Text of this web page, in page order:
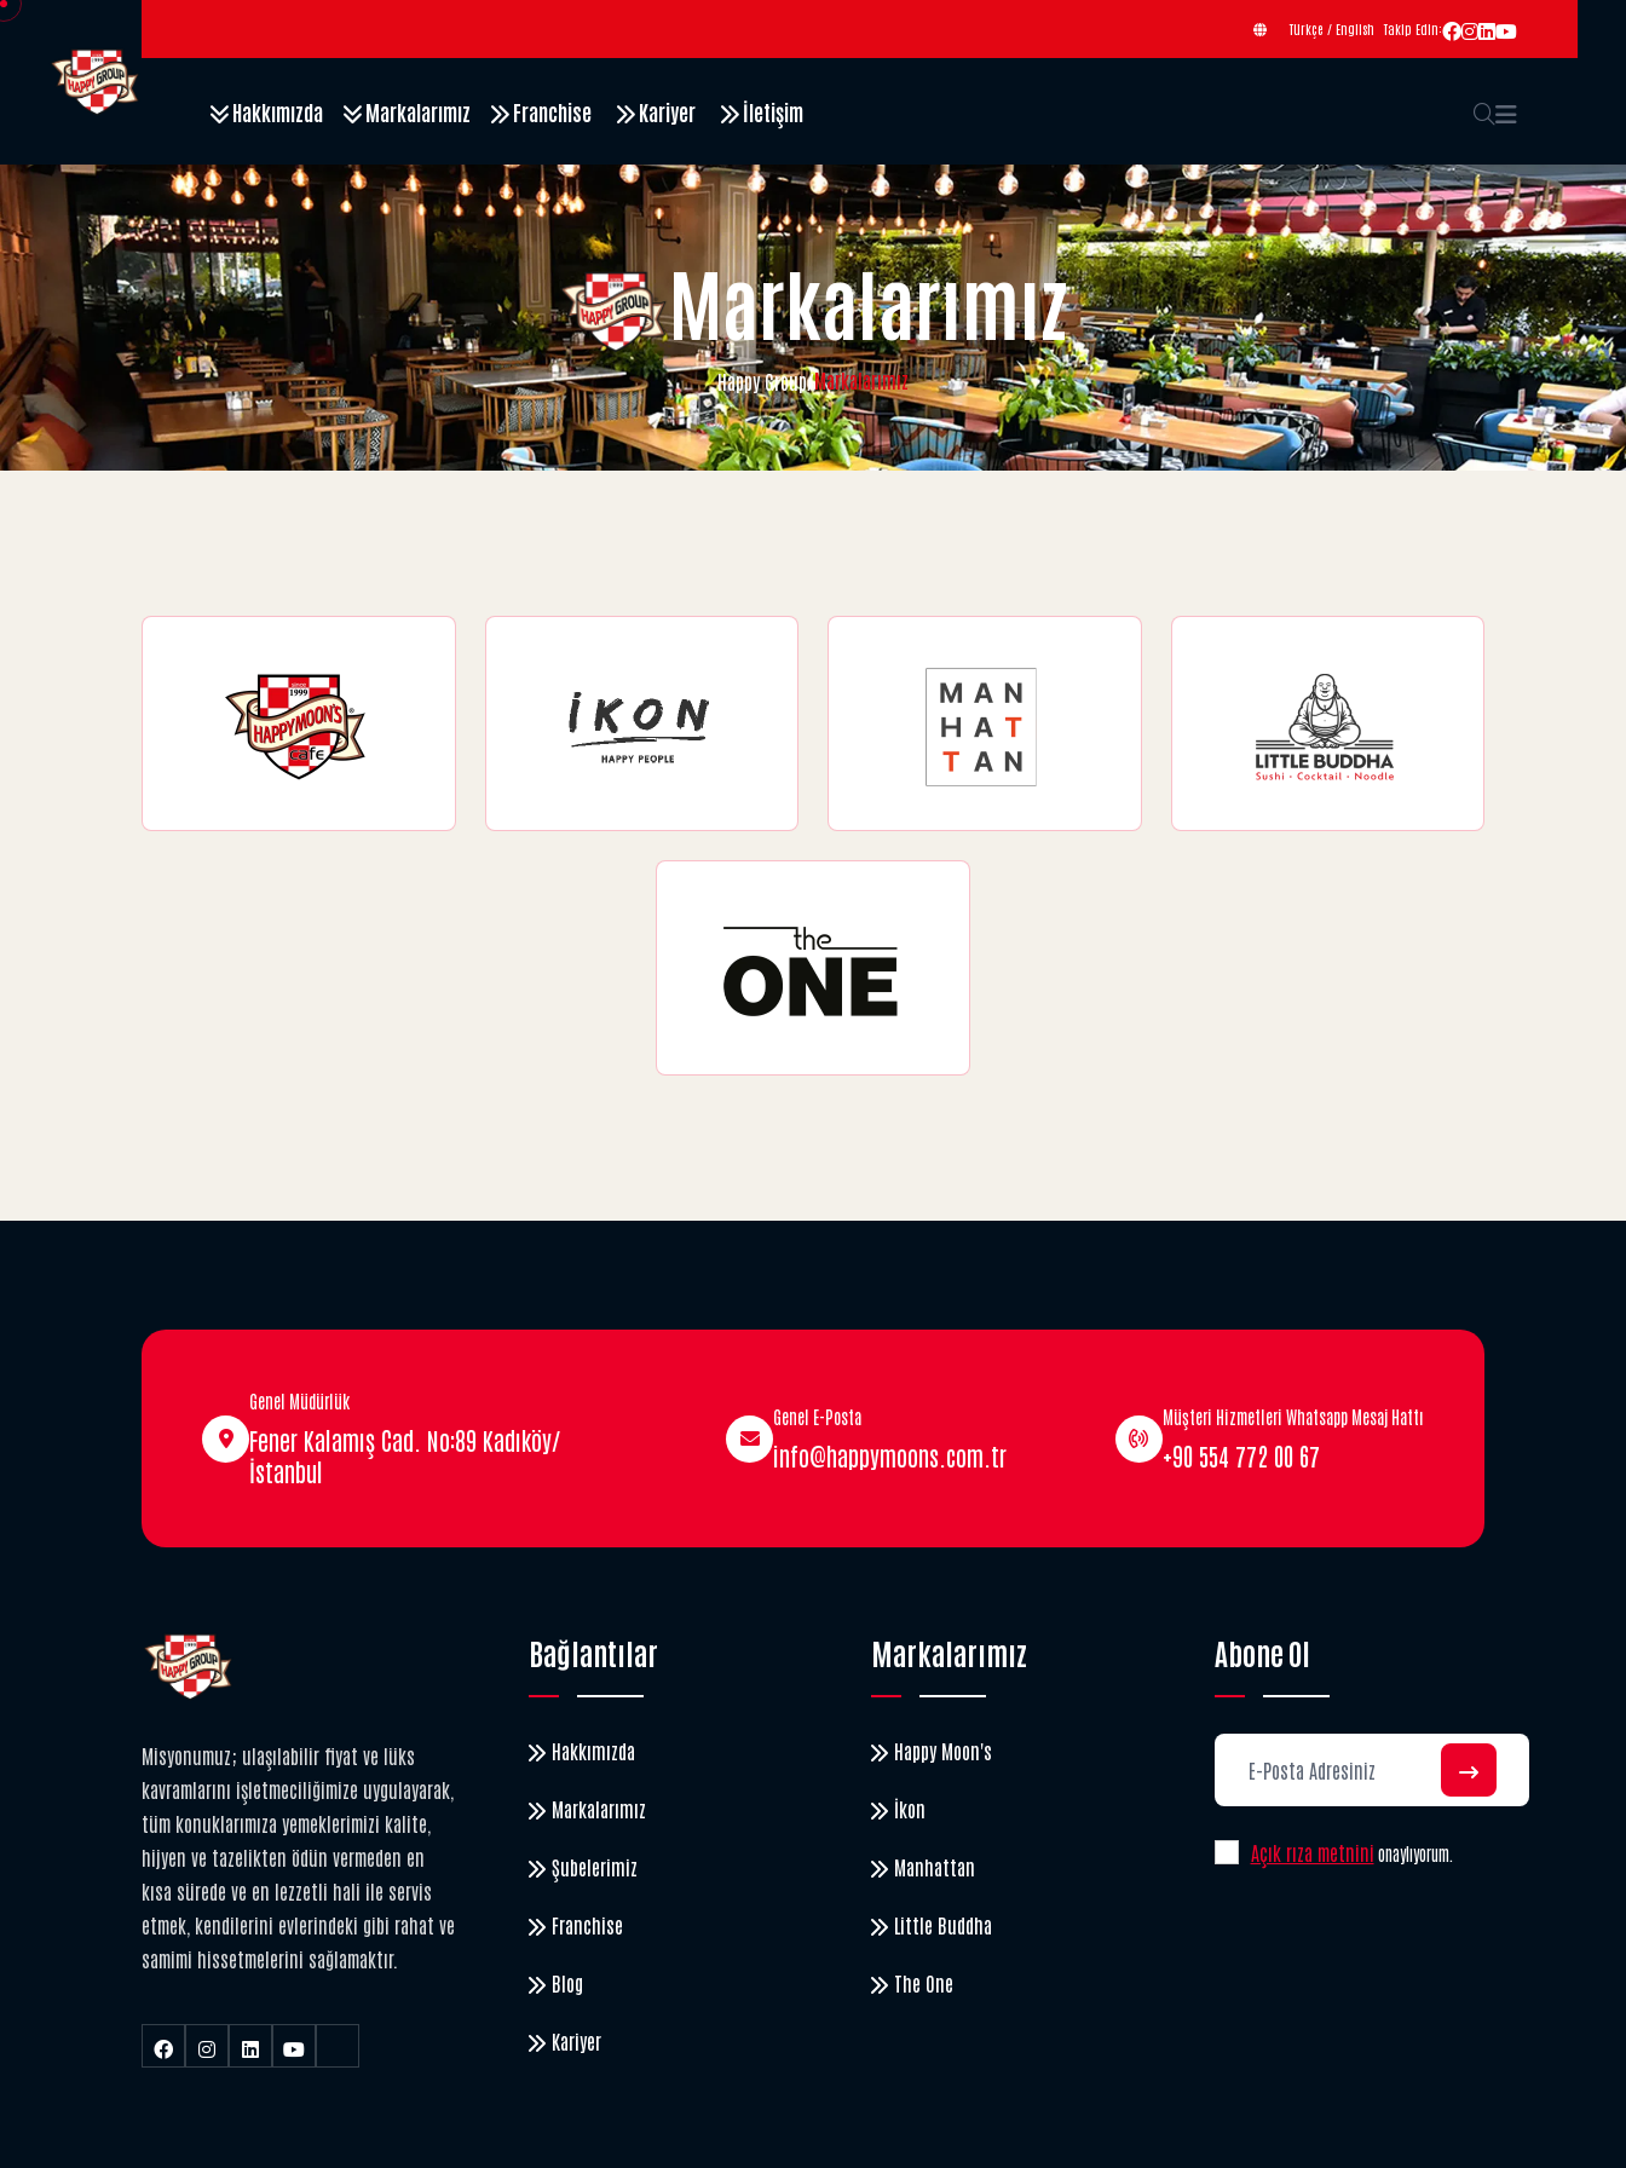
Türkçe / English Takip Edin:
Hakkımızda Markalarımız Franchise Kariyer İletişim
Markalarımız
Happy Group/Markalarımız
Genel Müdürlük
Fener Kalamış Cad. No:89 Kadıköy/
İstanbul
Genel E-Posta
info@happymoons.com.tr
Müşteri Hizmetleri Whatsapp Mesaj Hattı
+90 554 772 00 67
Misyonumuz; ulaşılabilir fiyat ve lüks
kavramlarını işletmeciliğimize uygulayarak,
tüm konuklarımıza yemeklerimizi kalite,
hijyen ve tazelikten ödün vermeden en
kısa sürede ve en lezzetli hali ile servis
etmek, kendilerini evlerindeki gibi rahat ve
samimi hissetmelerini sağlamaktır.
Bağlantılar
Hakkımızda
Markalarımız
Şubelerimiz
Franchise
Blog
Kariyer
Markalarımız
Happy Moon's
İkon
Manhattan
Little Buddha
The One
Abone Ol
Açık rıza metnini onaylıyorum.